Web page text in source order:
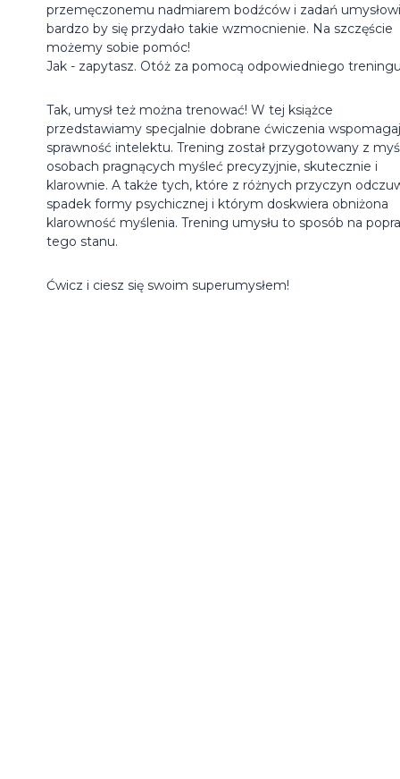
przemęczonemu nadmiarem bodźców i zadań umysłowi
bardzo by się przydało takie wzmocnienie. Na szczęście
możemy sobie pomóc!
Jak - zapytasz. Otóż za pomocą odpowiedniego
Tak, umysł też można trenować! W tej książce
przedstawiamy specjalnie dobrane ćwiczenia
sprawność intelektu. Trening został przygotowany z
osobach pragnących myśleć precyzyjnie, skutecznie i
klarownie. A także tych, które z różnych przyczyn
spadek formy psychicznej i którym doskwiera obniżona
klarowność myślenia. Trening umysłu to sposób na
tego stanu.
Ćwicz i ciesz się swoim superumysłem!